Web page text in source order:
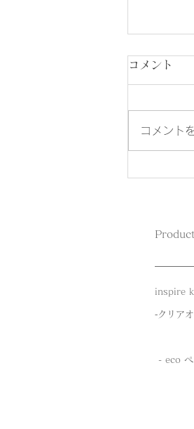
台所育
て。ぼ
コメント
コメント
inspire
​‐クリア
- eco